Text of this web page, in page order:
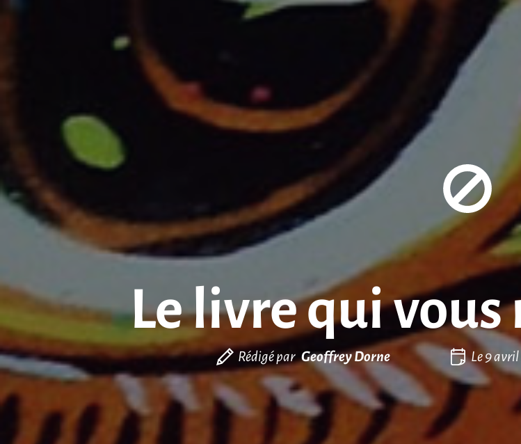
Le livre qui
Rédigé par Geoffrey Dorne Le9